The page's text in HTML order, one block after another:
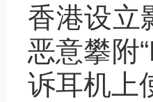
香港设立
恶意攀附
诉耳机上